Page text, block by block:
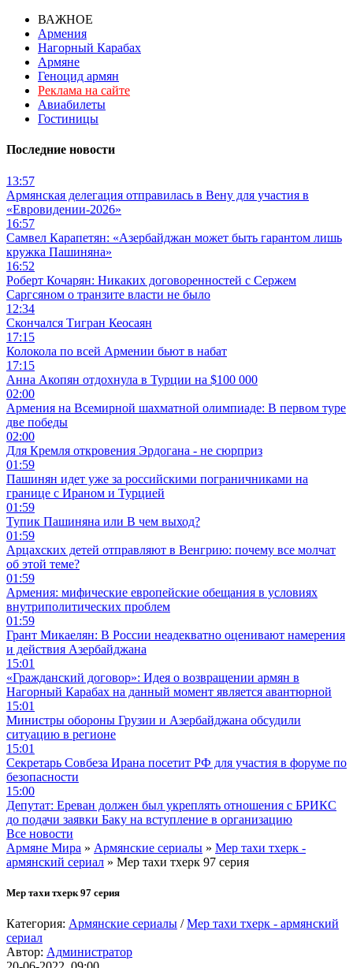
ВАЖНОЕ
Армения
Нагорный Карабах
Армяне
Геноцид армян
Реклама на сайте
Авиабилеты
Гостиницы
Последние новости
13:57
Армянская делегация отправилась в Вену для участия в
«Евровидении-2026»
16:57
Самвел Карапетян: «Азербайджан может быть гарантом лишь
кружка Пашиняна»
16:52
Роберт Кочарян: Никаких договоренностей с Сержем
Саргсяном о транзите власти не было
12:34
Скончался Тигран Кеосаян
17:15
Колокола по всей Армении бьют в набат
17:15
Анна Акопян отдохнула в Турции на $100 000
02:00
Армения на Всемирной шахматной олимпиаде: В первом туре
две победы
02:00
Для Кремля откровения Эрдогана - не сюрприз
01:59
Пашинян идет уже за российскими пограничниками на
границе с Ираном и Турцией
01:59
Тупик Пашиняна или В чем выход?
01:59
Арцахских детей отправляют в Венгрию: почему все молчат
об этой теме?
01:59
Армения: мифические европейские обещания в условиях
внутриполитических проблем
01:59
Грант Микаелян: В России неадекватно оценивают намерения
и действия Азербайджана
15:01
«Гражданский договор»: Идея о возвращении армян в
Нагорный Карабах на данный момент является авантюрной
15:01
Министры обороны Грузии и Азербайджана обсудили
ситуацию в регионе
15:01
Секретарь Совбеза Ирана посетит РФ для участия в форуме по
безопасности
15:00
Депутат: Ереван должен был укреплять отношения с БРИКС
до подачи заявки Баку на вступление в организацию
Все новости
Армяне Мира » Армянские сериалы » Мер тахи тхерк -
армянский сериал » Мер тахи тхерк 97 серия
Мер тахи тхерк 97 серия
Категория: Армянские сериалы /Мер тахи тхерк - армянский
сериал
Автор: Администратор